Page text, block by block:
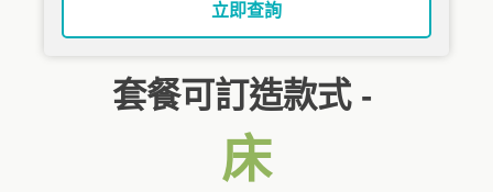
立即查詢
套餐可訂造款式 -
床